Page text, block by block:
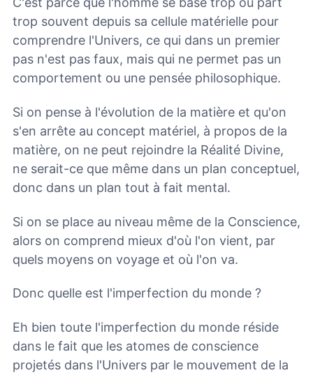
trop souvent depuis sa cellule matérielle pour
comprendre l'Univers, ce qui dans un premier
pas n'est pas faux, mais qui ne permet pas un
comportement ou une pensée philosophique.
Si on pense à l'évolution de la matière et qu'on
s'en arrête au concept matériel, à propos de la
matière, on ne peut rejoindre la Réalité Divine,
ne serait-ce que même dans un plan conceptuel,
donc dans un plan tout à fait mental.
Si on se place au niveau même de la Conscience,
alors on comprend mieux d'où l'on vient, par
quels moyens on voyage et où l'on va.
Donc quelle est l'imperfection du monde ?
Eh bien toute l'imperfection du monde réside
dans le fait que les atomes de conscience
projetés dans l'Univers par le mouvement de la